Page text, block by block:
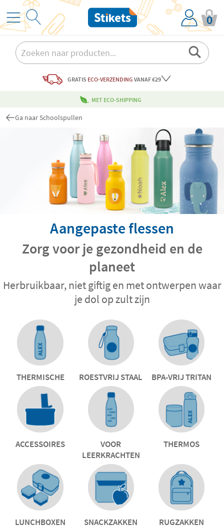
0
GRATIS ECO-VERZENDING VANAF €29
MET ECO-SHIPPING
Ga naar Schoolspullen
Aangepaste flessen
Zorg voor je gezondheid en de
planeet
Herbruikbaar, niet giftig en met ontwerpen waar
je dol op zult zijn
THERMISCHE ROESTVRIJ STAAL BPA-VRIJ TRITAN
ACCESSOIRES
VOOR
LEERKRACHTEN
THERMOS
LUNCHBOXEN SNACKZAKKEN RUGZAKKEN